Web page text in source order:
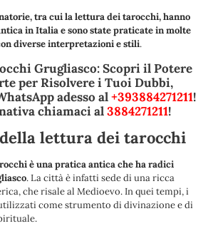
tra cui la lettura dei tarocchi, hanno
in Italia e sono state praticate in molte
diverse interpretazioni e stili.
Grugliasco: Scopri il Potere
per Risolvere i Tuoi Dubbi,
adesso al+393884271211!
chiamaci al3884271211!
lettura dei tarocchi
è una pratica antica che ha radici
. La città è infatti sede di una ricca
che risale al Medioevo. In quei tempi, i
come strumento di divinazione e di